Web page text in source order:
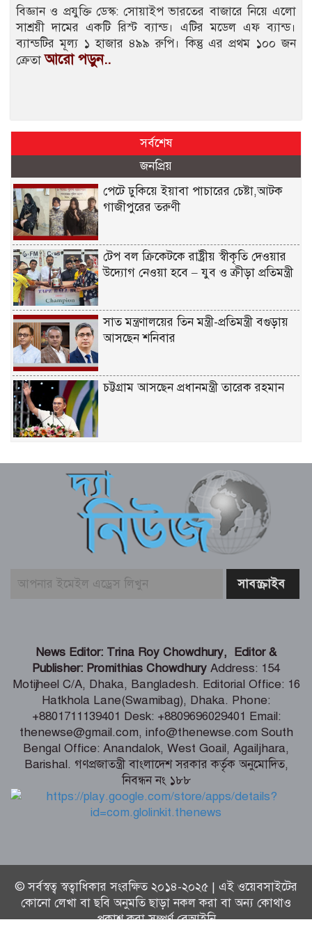
বিজ্ঞান ও প্রযুক্তি ডেস্ক: সোয়াইপ ভারতের বাজারে নিয়ে এলো
সাশ্রয়ী দামের একটি রিস্ট ব্যান্ড। এটির মডেল এফ ব্যান্ড।
ব্যান্ডটির মূল্য ১ হাজার ৪৯৯ রুপি। কিন্তু এর প্রথম ১০০ জন
ক্রেতাআরো পড়ুন..
সর্বশেষ
জনপ্রিয়
পেটে ঢুকিয়ে ইয়াবা পাচারের চেষ্টা,আটক
গাজীপুরের তরুণী
টেপ বল ক্রিকেটকে রাষ্ট্রীয় স্বীকৃতি দেওয়ার
উদ্যোগ নেওয়া হবে – যুব ও ক্রীড়া প্রতিমন্ত্রী
সাত মন্ত্রণালয়ের তিন মন্ত্রী-প্রতিমন্ত্রী বগুড়ায়
আসছেন শনিবার
চট্টগ্রাম আসছেন প্রধানমন্ত্রী তারেক রহমান
বাবার ভবিষ্যৎ স্বপ্নের সমাধি
জুলাই আন্দোলনের ত্যাগকে চূড়ান্ত পর্যায়ে
নিয়ে যেতে হবে – তথ্যমন্ত্রী
পুলিশ কর্মকর্তাদের নিয়ে অপপ্রচার, কঠোর
শিগগিরই শুরু হবে তিস্তা মহাপরিকল্পনা
বাস্তবায়নের কাজ – পানি সম্পদ মন্ত্রী
সংবাদপত্র সমাজের দর্পণ – মৎস্য ও
প্রাণিসম্পদ প্রতিমন্ত্রী
শেখ হাসিনা কি বেঁচে আছেন, না কি মারা
গেছেন- রাশেদ খাঁন
News Editor: Trina Roy Chowdhury, Editor &
Publisher: Promithias Chowdhury Address: 154
Motijheel C/A, Dhaka, Bangladesh. Editorial Office: 16
Hatkhola Lane(Swamibag), Dhaka. Phone:
+8801711139401 Desk: +8809696029401 Email:
thenewse@gmail.com, info@thenewse.com South
Bengal Office: Anandalok, West Goail, Agailjhara,
Barishal. গণপ্রজাতন্ত্রী বাংলাদেশ সরকার কর্তৃক অনুমোদিত,
নিবন্ধন নং ১৮৮
© সর্বস্বত্ব স্বত্বাধিকার সংরক্ষিত ২০১৪-২০২৫ | এই ওয়েবসাইটের
কোনো লেখা বা ছবি অনুমতি ছাড়া নকল করা বা অন্য কোথাও
প্রকাশ করা সম্পূর্ণ বেআইনি